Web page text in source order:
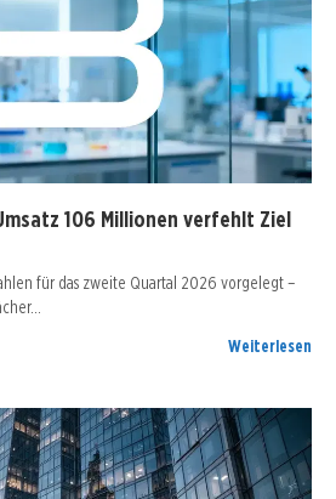
106 Millionen verfehlt Ziel
für das zweite Quartal 2026 vorgelegt –
Weiterlesen